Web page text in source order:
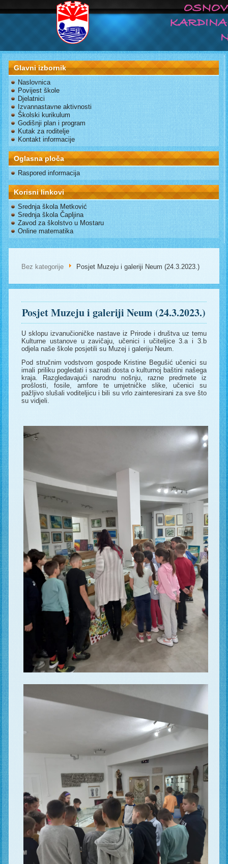
Glavni izbornik
Naslovnica
Povijest škole
Djelatnici
Izvannastavne aktivnosti
Školski kurikulum
Godišnji plan i program
Kutak za roditelje
Kontakt informacije
Oglasna ploča
Raspored informacija
Korisni linkovi
Srednja škola Metković
Srednja škola Čapljina
Zavod za školstvo u Mostaru
Online matematika
Bez kategorije Posjet Muzeju i galeriji Neum (24.3.2023.)
Posjet Muzeju i galeriji Neum (24.3.2023.)
U sklopu izvanučioničke nastave iz Prirode i društva uz temu
Kulturne ustanove u zavičaju, učenici i učiteljice 3.a i 3.b
odjela naše škole posjetili su Muzej i galeriju Neum.
Pod stručnim vodstvom gospođe Kristine Begušić učenici su
imali priliku pogledati i saznati dosta o kulturnoj baštini našega
kraja. Razgledavajući narodnu nošnju, razne predmete iz
prošlosti, fosile, amfore te umjetničke slike, učenici su
pažljivo slušali voditeljicu i bili su vrlo zainteresirani za sve što
su vidjeli.